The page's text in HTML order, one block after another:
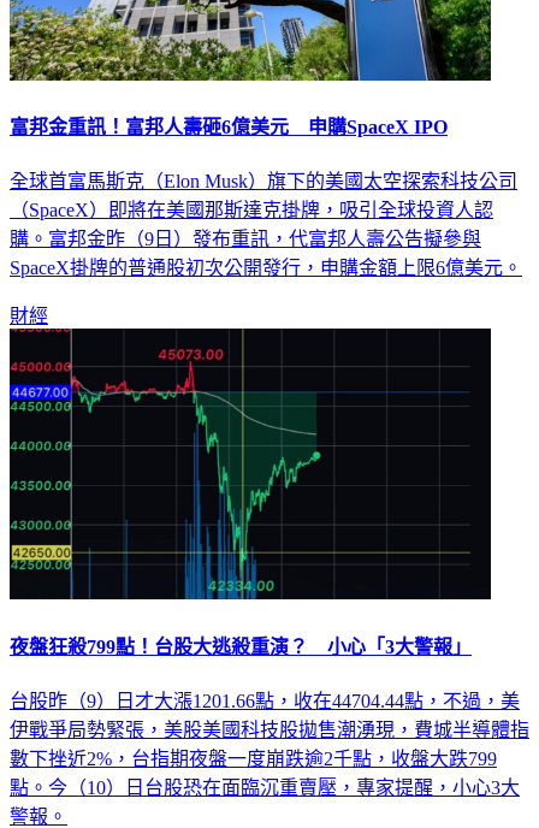
富邦金重訊！富邦人壽砸6億美元 申購SpaceX IPO
全球首富馬斯克（Elon Musk）旗下的美國太空探索科技公司
（SpaceX）即將在美國那斯達克掛牌，吸引全球投資人認
購。富邦金昨（9日）發布重訊，代富邦人壽公告擬參與
SpaceX掛牌的普通股初次公開發行，申購金額上限6億美元。
財經
夜盤狂殺799點！台股大逃殺重演？ 小心「3大警報」
台股昨（9）日才大漲1201.66點，收在44704.44點，不過，美
伊戰爭局勢緊張，美股美國科技股拋售潮湧現，費城半導體指
數下挫近2%，台指期夜盤一度崩跌逾2千點，收盤大跌799
點。今（10）日台股恐在面臨沉重賣壓，專家提醒，小心3大
警報。